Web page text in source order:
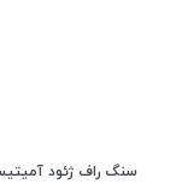
سنگ راف ژئود آمیتیست